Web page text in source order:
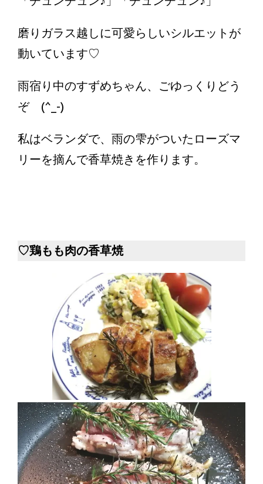
磨りガラス越しに可愛らしいシルエットが
動いています♡
雨宿り中のすずめちゃん、ごゆっくりどう
ぞ (^_-)
私はベランダで、雨の雫がついたローズマ
リーを摘んで香草焼きを作ります。
♡鶏もも肉の香草焼